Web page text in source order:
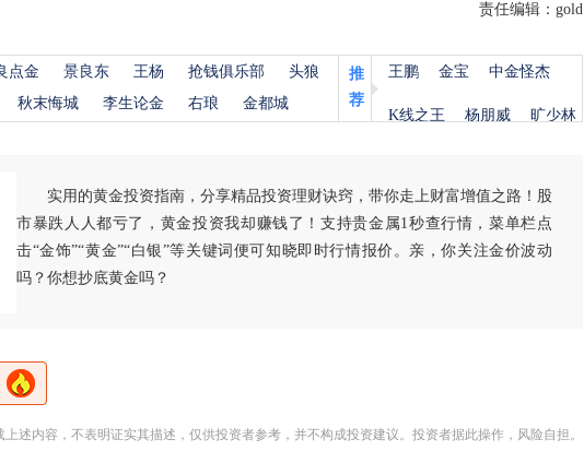
责任编辑：gold
点金 景良东 王杨 抢钱俱乐部
头狼
秋末悔城 李生论金 右琅 金都城
推
荐
王鹏 金宝 中金怪杰
K线之王 杨朋威 旷少林
实用的黄金投资指南，分享精品投资理财诀窍，带你走上财富增值之路！股
市暴跌人人都亏了，黄金投资我却赚钱了！支持贵金属1秒查行情，菜单栏点
击“金饰”“黄金”“白银”等关键词便可知晓即时行情报价。亲，你关注金价波动
吗？你想抄底黄金吗？
述内容，不表明证实其描述，仅供投资者参考，并不构成投资建议。投资者据此操作，风险自担。